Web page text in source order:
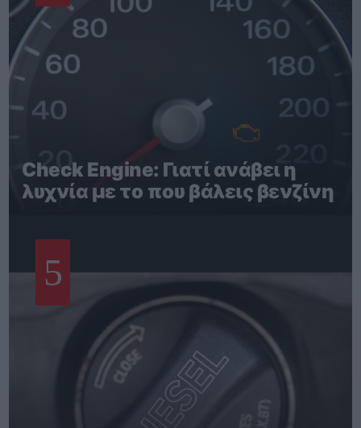
Check Engine: Γιατί ανάβει η
λυχνία με το που βάλεις βενζίνη
5